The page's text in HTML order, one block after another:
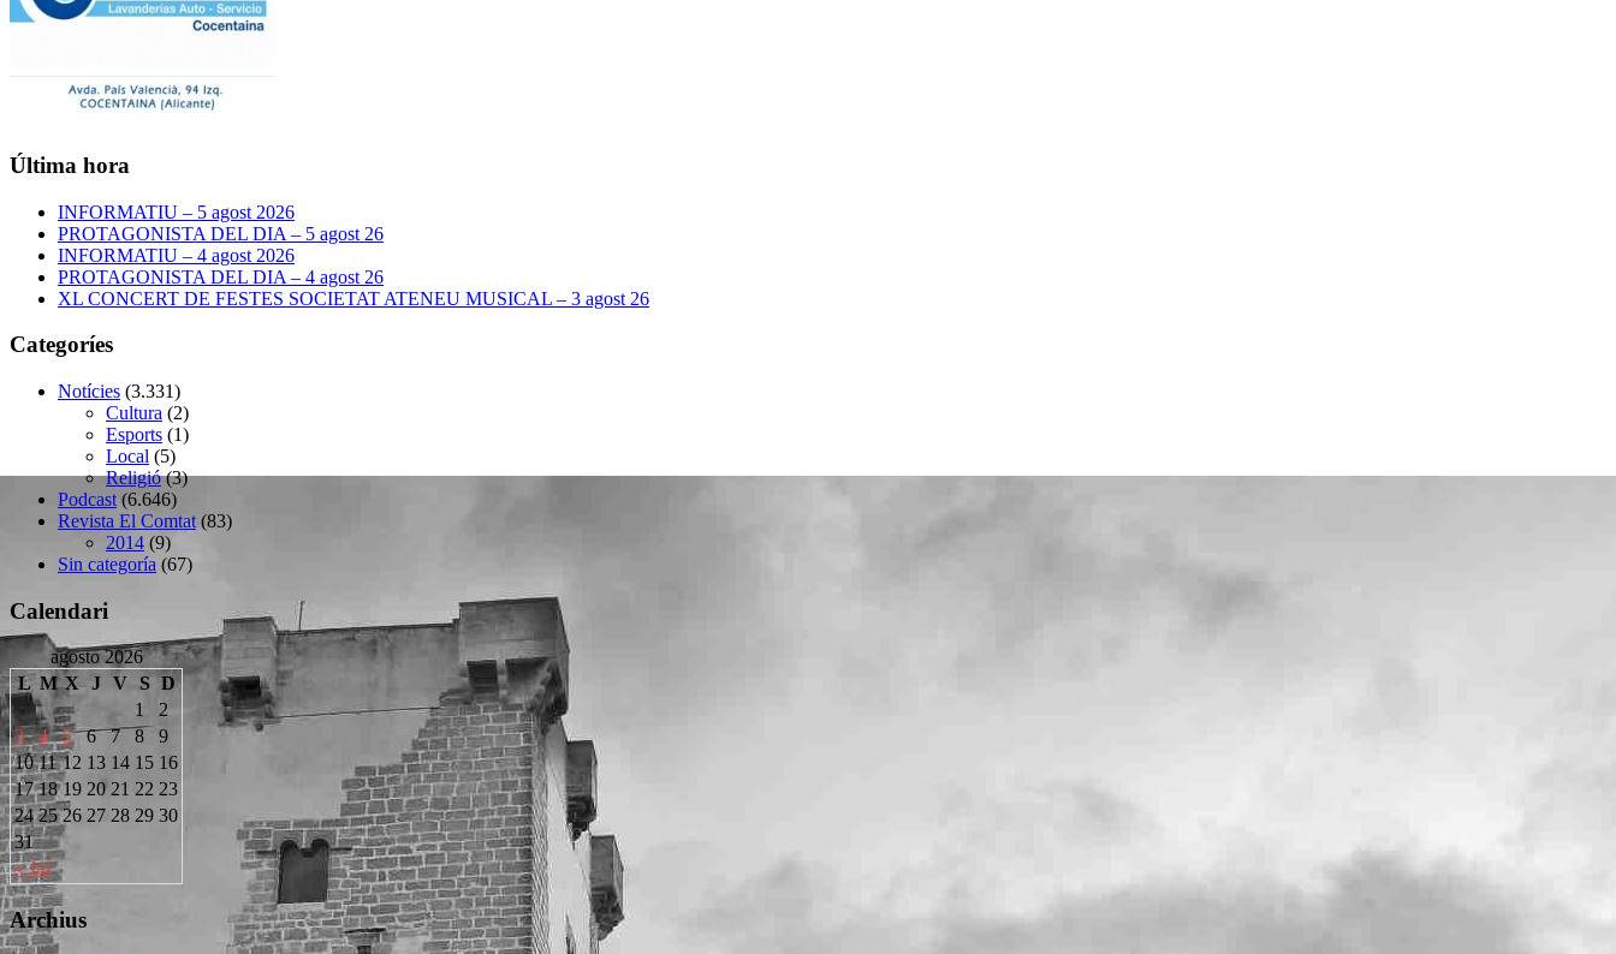
Última hora
INFORMATIU – 5 agost 2026
PROTAGONISTA DEL DIA – 5 agost 26
INFORMATIU – 4 agost 2026
PROTAGONISTA DEL DIA – 4 agost 26
XL CONCERT DE FESTES SOCIETAT ATENEU MUSICAL – 3 agost 26
Categoríes
Notícies (3.331)
Cultura (2)
Esports (1)
Local (5)
Religió(3)
Podcast (6.646)
Revista El Comtat (83)
2014 (9)
Sin categoría (67)
Calendari
agosto 2026
L M X J V S D
« Jul
1
2
3
4 5 6 7 8
9
10 11 12 13 14 15 16
17 18 19 20 21 22 23
24 25 26 27 28 29 30
31
Archius